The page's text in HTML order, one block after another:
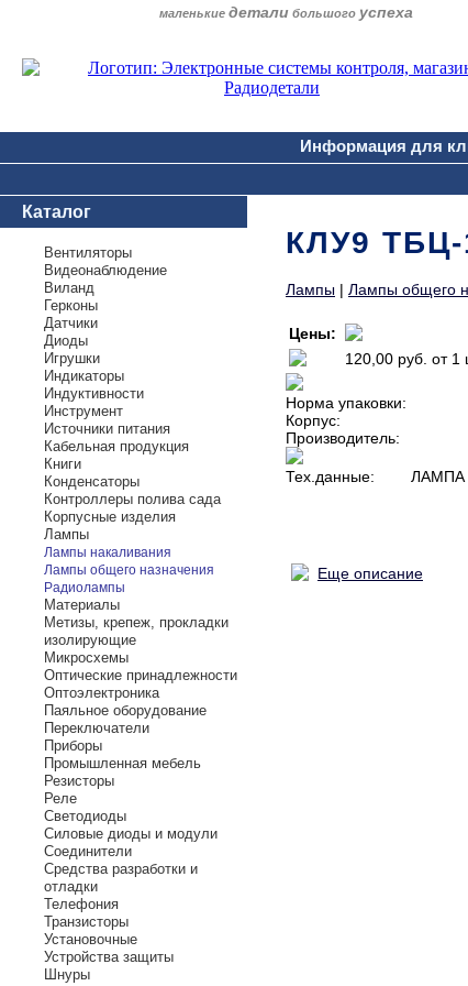
маленькие детали большого успеха
Информация для
Каталог
Вентиляторы
Видеонаблюдение
Виланд
Герконы
Датчики
Диоды
Игрушки
Индикаторы
Индуктивности
Инструмент
Источники питания
Кабельная продукция
Книги
Конденсаторы
Контроллеры полива сада
Корпусные изделия
Лампы
Лампы накаливания
Лампы общего назначения
Радиолампы
Материалы
Метизы, крепеж, прокладки
изолирующие
Микросхемы
Оптические принадлежности
Оптоэлектроника
Паяльное оборудование
Переключатели
Приборы
Промышленная мебель
Резисторы
Реле
Светодиоды
Силовые диоды и модули
Соединители
Средства разработки и
отладки
Телефония
Транзисторы
Установочные
Устройства защиты
Шнуры
КЛУ9 ТБЦ-
Лампы | Лампы общего
Цены:
120,00 руб. от 1
Норма упаковки:
Корпус:
Производитель:
Тех.данные: ЛАМПА
Еще описание